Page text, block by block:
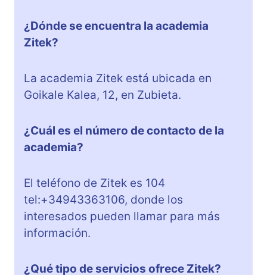
¿Dónde se encuentra la academia
Zitek?
La academia Zitek está ubicada en
Goikale Kalea, 12, en Zubieta.
¿Cuál es el número de contacto de la
academia?
El teléfono de Zitek es 104
tel:+34943363106, donde los
interesados pueden llamar para más
información.
¿Qué tipo de servicios ofrece Zitek?